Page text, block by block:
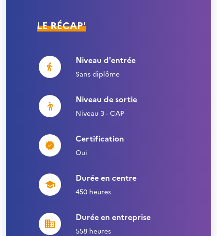
LE RÉCAP'
Niveau d'entrée
Sans diplôme
Niveau de sortie
Niveau 3 - CAP
Certification
Oui
Durée en centre
450 heures
Durée en entreprise
558 heures